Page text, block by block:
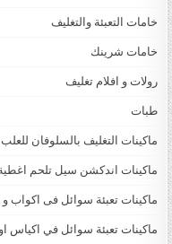
خامات التعبئة والتغليف
خامات شرينك
رولات و افلام تغليف
طبات
ماكينات التغليف بالسلوفان للعلب 3 دي و ماكينات لصق ليبل
ماكينات اندكشن سيل تلحم اغطية
ماكينات تعبئة سوائل فى اكواب
ماكينات تعبئة سوائل في اكياس